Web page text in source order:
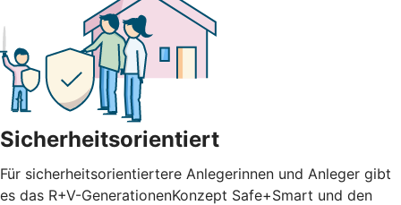
Sicherheitsorientiert
Für sicherheitsorientiertere Anlegerinnen und Anleger gibt
es das R+V-GenerationenKonzept Safe+Smart und den